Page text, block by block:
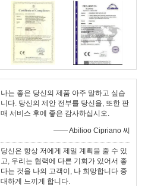
나는 좋은 당신의 제품 아주 말하고 싶습
니다. 당신의 제안 전부를 당신을, 또한 판
매 서비스 후에 좋은 감사하십시오.
—— Abilioo Cipriano 씨
당신은 항상 저에게 제일 계획을 줄 수 있
고, 우리는 협력에 다른 기회가 있어서 좋
다는 것을 나의 고객이, 나 희망합니다 중
대하게 느끼게 합니다.